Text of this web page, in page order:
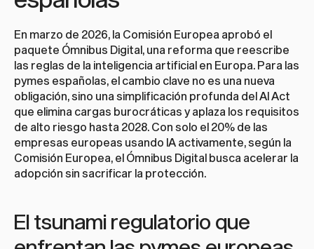
En marzo de 2026, la Comisión Europea aprobó el
paquete Ómnibus Digital, una reforma que reescribe
las reglas de la inteligencia artificial en Europa. Para las
pymes españolas, el cambio clave no es una nueva
obligación, sino una simplificación profunda del AI Act
que elimina cargas burocráticas y aplaza los requisitos
de alto riesgo hasta 2028. Con solo el 20% de las
empresas europeas usando IA activamente, según la
Comisión Europea, el Ómnibus Digital busca acelerar la
adopción sin sacrificar la protección.
El tsunami regulatorio que